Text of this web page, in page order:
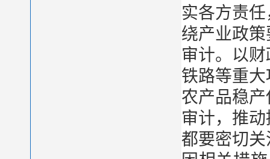
实各方责
绕产业政
审计。以
铁路等重
农产品稳
审计，推
都要密切